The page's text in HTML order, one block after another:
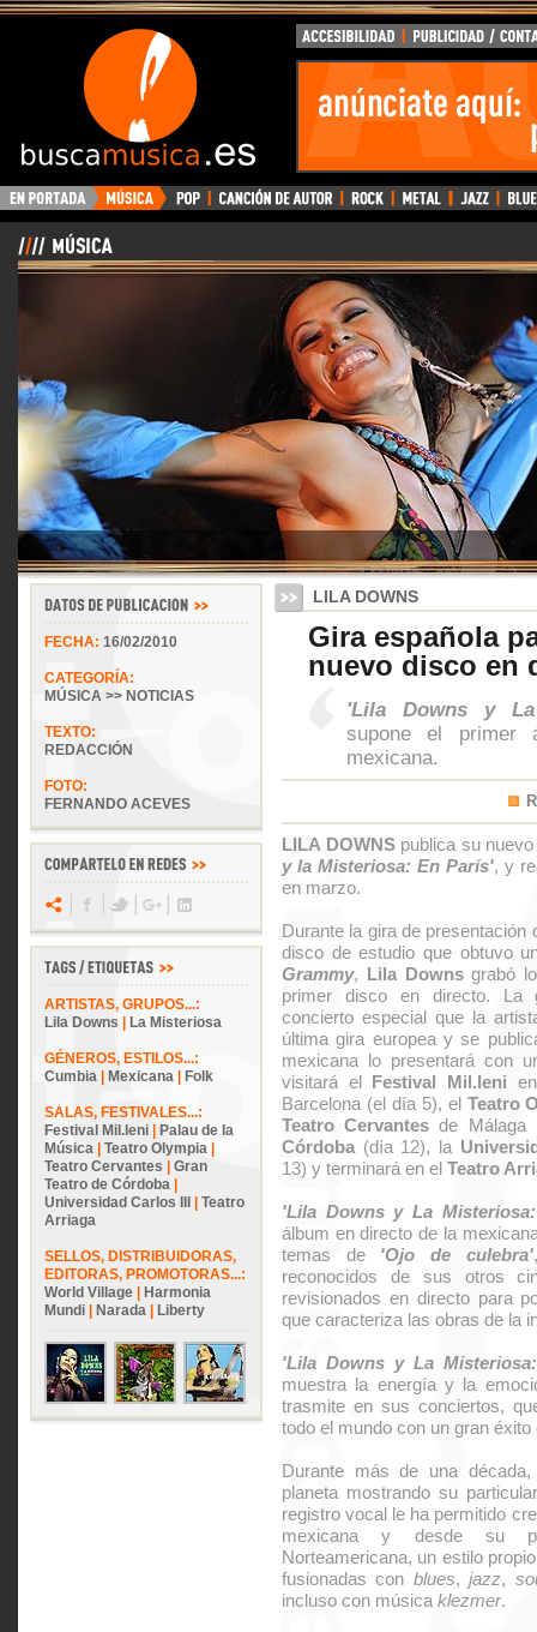
BuscaMusica.es
FECHA: 16/02/2010
CATEGORÍA:
MÚSICA >> NOTICIAS
TEXTO:
REDACCIÓN
FOTO:
FERNANDO ACEVES
ARTISTAS, GRUPOS...:
Lila Downs
La Misteriosa
GÉNEROS, ESTILOS...:
Cumbia
Mexicana Folk
SALAS, FESTIVALES...:
Festival Mil.leni
Palau de la
Música
Teatro Olympia
Teatro Cervantes
Gran
Teatro de Córdoba
Universidad Carlos III
Teatro
Arriaga
SELLOS, DISTRIBUIDORAS,
EDITORAS, PROMOTORAS...:
World Village
Harmonia
Mundi
Narada Liberty
LILA DOWNS
Gira española
nuevo disco en
'Lila Downs y
supone el primer
mexicana.
LILA DOWNSpublica su
y la Misteriosa: En París', y
en marzo.
Durante la gira de presentación
disco de estudio que obtuvo
Grammy, Lila Downsgrabó
primer disco en directo. La
concierto especial que la
última gira europea y se
mexicana lo presentará con
visitará el Festival Mil.leni
Barcelona (el día 5), el Teatro
Teatro Cervantes de
Córdoba (día 12), la
13) y terminará en el Teatro
'Lila Downs y La
álbum en directo de la
temas de 'Ojo de culebra'
reconocidos de sus otros
revisionados en directo para
que caracteriza las obras de la
'Lila Downs y La
muestra la energía y la
trasmite en sus conciertos,
todo el mundo con un gran éxito
Durante más de una
planeta mostrando su
registro vocal le ha permitido
mexicana y desde su
Norteamericana, un estilo
fusionadas con blues,jazz,
incluso con música klezmer.